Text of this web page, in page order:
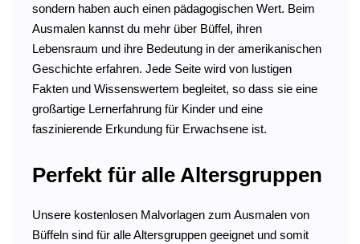
sondern haben auch einen pädagogischen Wert. Beim
Ausmalen kannst du mehr über Büffel, ihren
Lebensraum und ihre Bedeutung in der amerikanischen
Geschichte erfahren. Jede Seite wird von lustigen
Fakten und Wissenswertem begleitet, so dass sie eine
großartige Lernerfahrung für Kinder und eine
faszinierende Erkundung für Erwachsene ist.
Perfekt für alle Altersgruppen
Unsere kostenlosen Malvorlagen zum Ausmalen von
Büffeln sind für alle Altersgruppen geeignet und somit